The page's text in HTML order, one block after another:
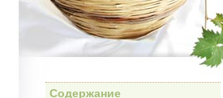
Содержание